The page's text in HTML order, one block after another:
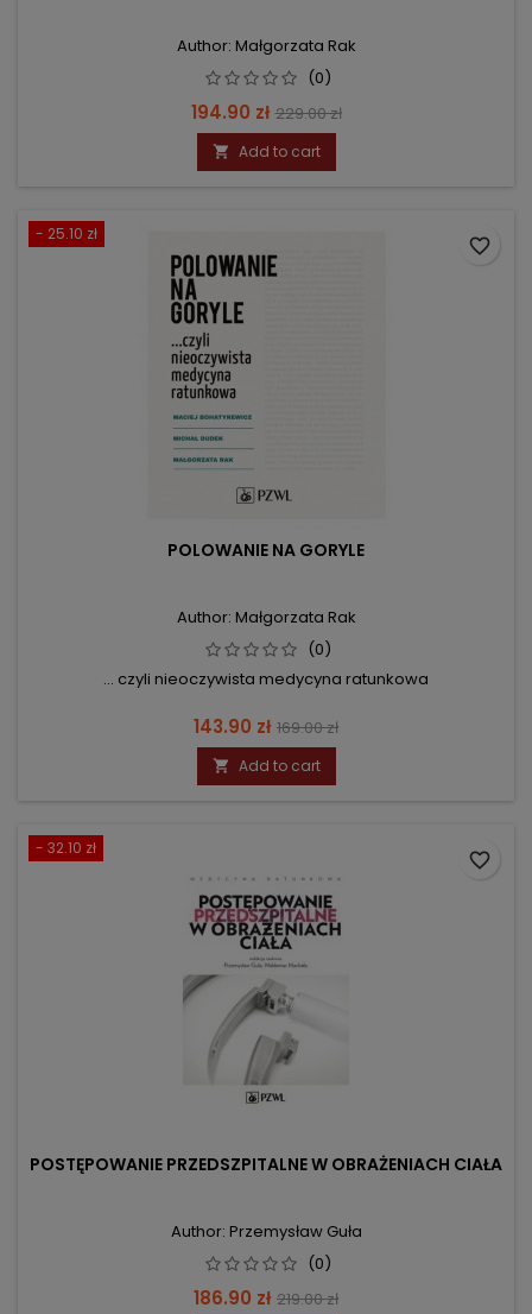
Author: Małgorzata Rak
(0)
Price
194.90 zł Regular
price
229.00 zł
 Add to cart
- 25.10 zł
POLOWANIE NA GORYLE
Author: Małgorzata Rak
(0)
... czyli nieoczywista medycyna ratunkowa
Price
143.90 zł Regular
price
169.00 zł
 Add to cart
favorite_border
- 32.10 zł
POSTĘPOWANIE PRZEDSZPITALNE W OBRAŻENIACH CIAŁA
Author: Przemysław Guła
(0)
Price
186.90 zł Regular
219.00 zł
favorite_border